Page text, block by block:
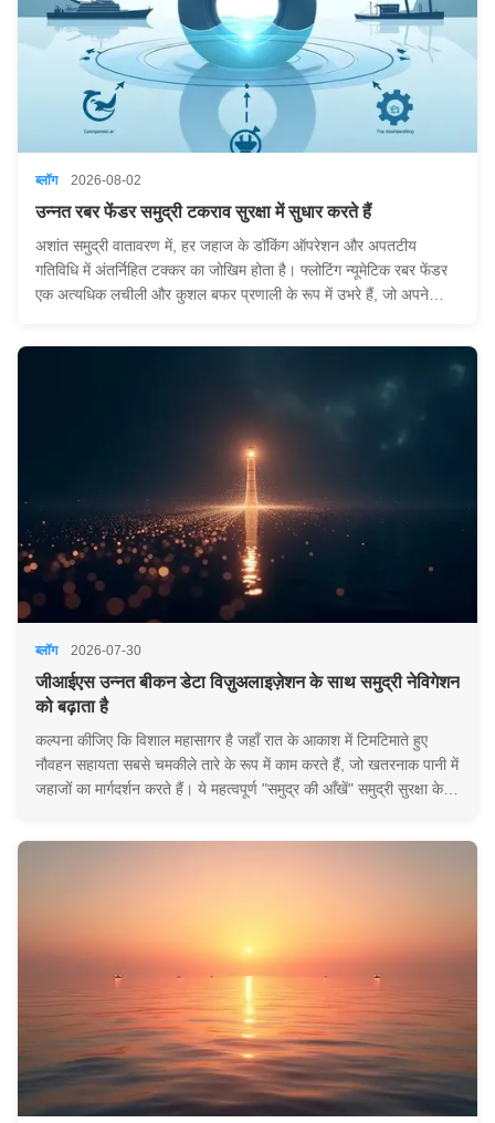
ब्लॉग 2026-08-02
उन्नत रबर फेंडर समुद्री टकराव सुरक्षा में सुधार करते हैं
अशांत समुद्री वातावरण में, हर जहाज के डॉकिंग ऑपरेशन और अपतटीय
गतिविधि में अंतर्निहित टक्कर का जोखिम होता है। फ्लोटिंग न्यूमेटिक रबर फेंडर
एक अत्यधिक लचीली और कुशल बफर प्रणाली के रूप में उभरे हैं, जो अपने
निभाते हैं। I. फ्ल...
ब्लॉग 2026-07-30
जीआईएस उन्नत बीकन डेटा विज़ुअलाइज़ेशन के साथ समुद्री नेविगेशन
को बढ़ाता है
कल्पना कीजिए कि विशाल महासागर है जहाँ रात के आकाश में टिमटिमाते हुए
नौवहन सहायता सबसे चमकीले तारे के रूप में काम करते हैं, जो खतरनाक पानी में
जहाजों का मार्गदर्शन करते हैं। ये महत्वपूर्ण "समुद्र की आँखें" समुद्री सुरक्षा के